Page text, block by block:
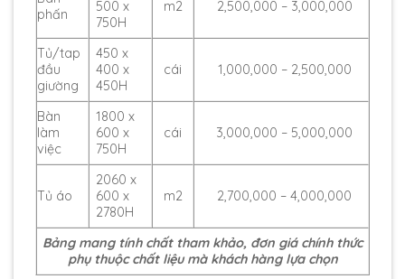
phấn
500 x
750H
m2 2,500,000 – 3,000,000
Tủ/tap
đầu
giường
450 x
400 x
450H
cái 1,000,000 – 2,500,000
Bàn
làm
việc
1800 x
600 x
750H
cái 3,000,000 – 5,000,000
Tủ áo
2060 x
600 x
2780H
m2 2,700,000 – 4,000,000
Bảng mang tính chất tham khảo, đơn giá chính thức
phụ thuộc chất liệu mà khách hàng lựa chọn